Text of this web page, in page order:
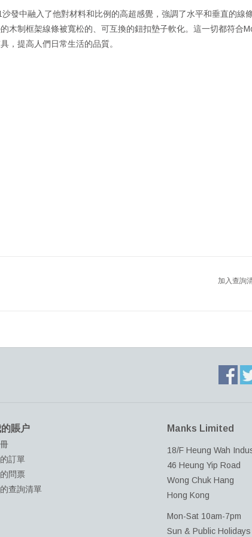
發中融入了他對材料和比例的高超感覺，強調了水平和垂直的線
木制框架線條被寬松的、可互換的鈕扣墊子軟化。這一切都符合
，提高人們日常生活的品質。
加入查詢
賬户
訂單
問票
查詢清單
Manks Limited
18/F Heung Wah
46 Heung Yip Road
Wong Chuk Hang
Hong Kong
Mon-Sat 10am-7pm
Sun & Public